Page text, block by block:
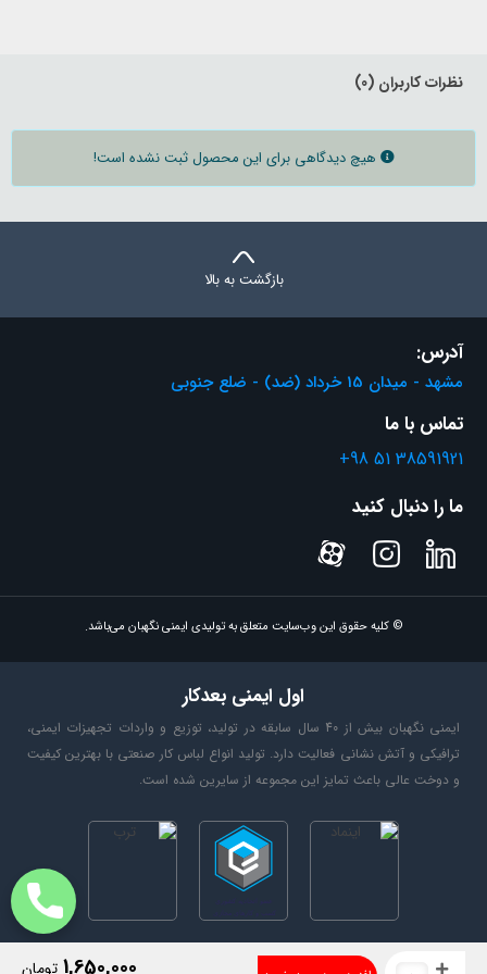
1,650,000 تومان
دمپا
نظرات کاربران (0)
هیچ دیدگاهی برای این محصول ثبت نشده است!
بازگشت به بالا
آدرس:
مشهد - میدان 15 خرداد (ضد) - ضلع جنوبی
تماس با ما
+98 51 38591921
ما را دنبال کنید
© کلیه حقوق این وب‌سایت متعلق به تولیدی ایمنی نگهبان می‌باشد.
اول ایمنی بعدکار
ایمنی نگهبان بیش از 40 سال سابقه در تولید، توزیع و واردات تجهیزات ایمنی،
ترافیکی و آتش نشانی فعالیت دارد. تولید انواع لباس کار صنعتی با بهترین کیفیت
و دوخت عالی باعث تمایز این مجموعه از سایرین شده است.